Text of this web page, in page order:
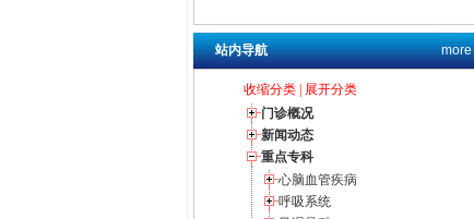
more
站内导航
收缩分类
展开分类
门诊概况
新闻动态
重点专科
心脑血管疾病
呼吸系统